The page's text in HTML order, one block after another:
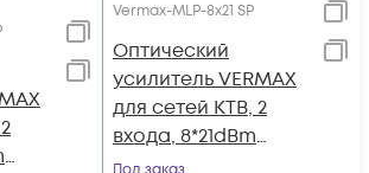
Vermax-MLP-8x21 SP
Оптический
усилитель VERMAX
для сетей КТВ, 2
входа, 8*21dBm
выходов, WDM